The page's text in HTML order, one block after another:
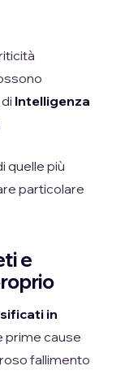
Intelligenza
quelle più
particolare
e
in
prime cause
fallimento